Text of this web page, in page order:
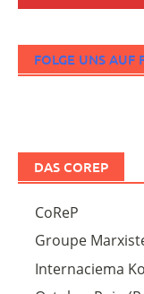
FOLGE UNS AUF
DAS COREP
CoReP
Groupe
Internaciema